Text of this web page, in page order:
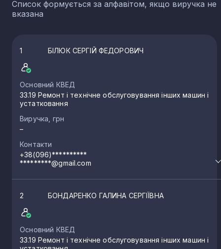
Список формується за алфавітом, якщо виручка не
вказана
1 БІЛЮК СЕРГІЙ ФЕДОРОВИЧ
Основний КВЕД
33.19 Ремонт і технічне обслуговування інших машин і
устатковання
Виручка, грн
–
Контакти
+38(096)**********
*********@gmail.com
2 БОНДАРЕНКО ГАЛИНА СЕРГІЇВНА
Основний КВЕД
33.19 Ремонт і технічне обслуговування інших машин і